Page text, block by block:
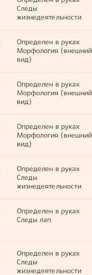
Следы
жизнедеятельности
Определен в руках
Морфология (внешний
вид)
Определен в руках
Морфология (внешний
вид)
Определен в руках
Морфология (внешний
вид)
Определен в руках
Следы
жизнедеятельности
Определен в руках
Следы лап
Определен в руках
Следы
жизнедеятельности